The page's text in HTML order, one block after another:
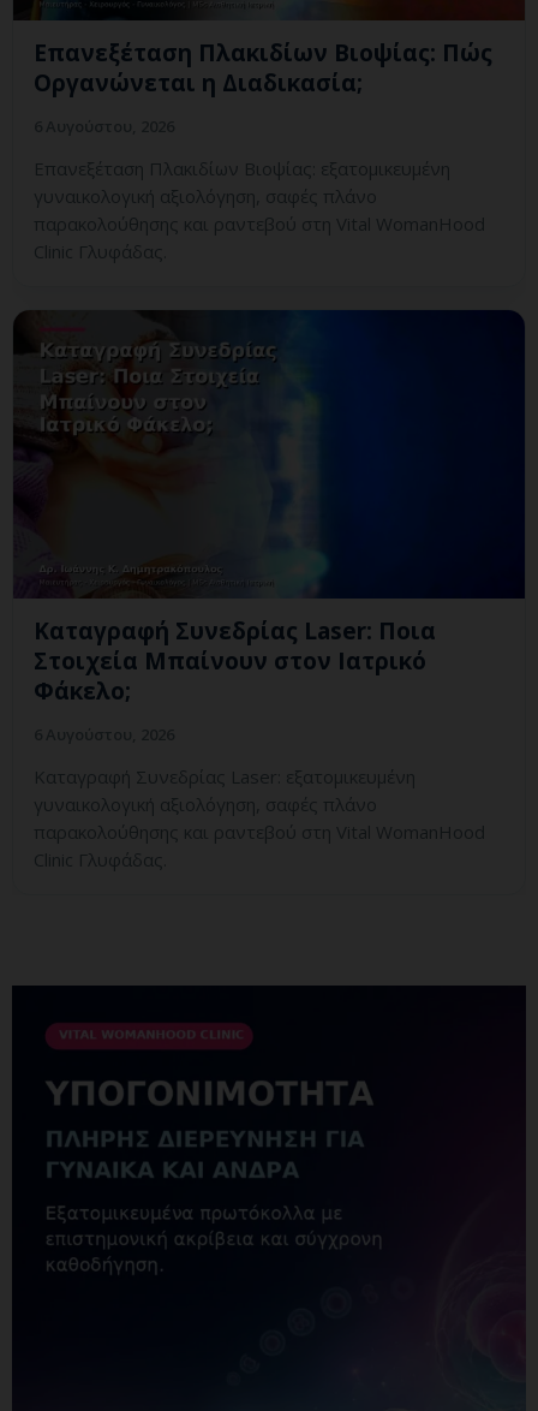
Επανεξέταση Πλακιδίων Βιοψίας: Πώς
Οργανώνεται η Διαδικασία;
Επανεξέταση Πλακιδίων Βιοψίας: εξατομικευμένη
γυναικολογική αξιολόγηση, σαφές πλάνο
παρακολούθησης και ραντεβού στη Vital WomanHood
Clinic Γλυφάδας.
Καταγραφή Συνεδρίας Laser: Ποια
Στοιχεία Μπαίνουν στον Ιατρικό
Φάκελο;
Καταγραφή Συνεδρίας Laser: εξατομικευμένη
γυναικολογική αξιολόγηση, σαφές πλάνο
παρακολούθησης και ραντεβού στη Vital WomanHood
Clinic Γλυφάδας.